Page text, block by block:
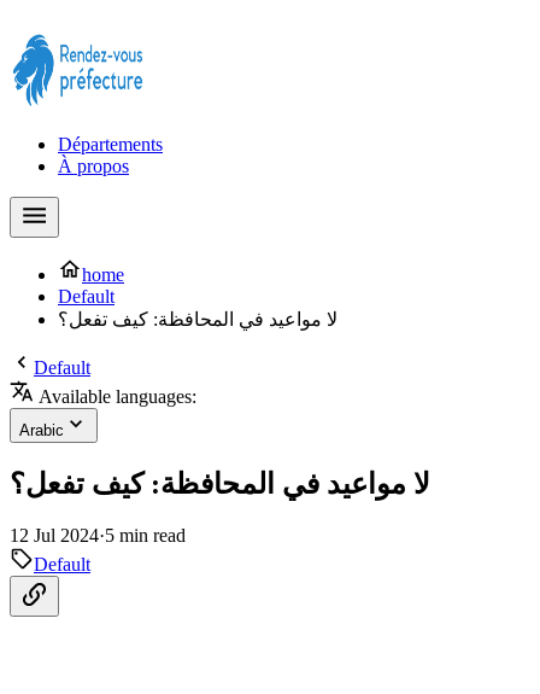
Départements
À propos
home
Default
لا مواعيد في المحافظة: كيف تفعل؟
Default
Available languages:
Arabic
لا مواعيد في المحافظة: كيف تفعل؟
12 Jul 2024·5 min read
Default